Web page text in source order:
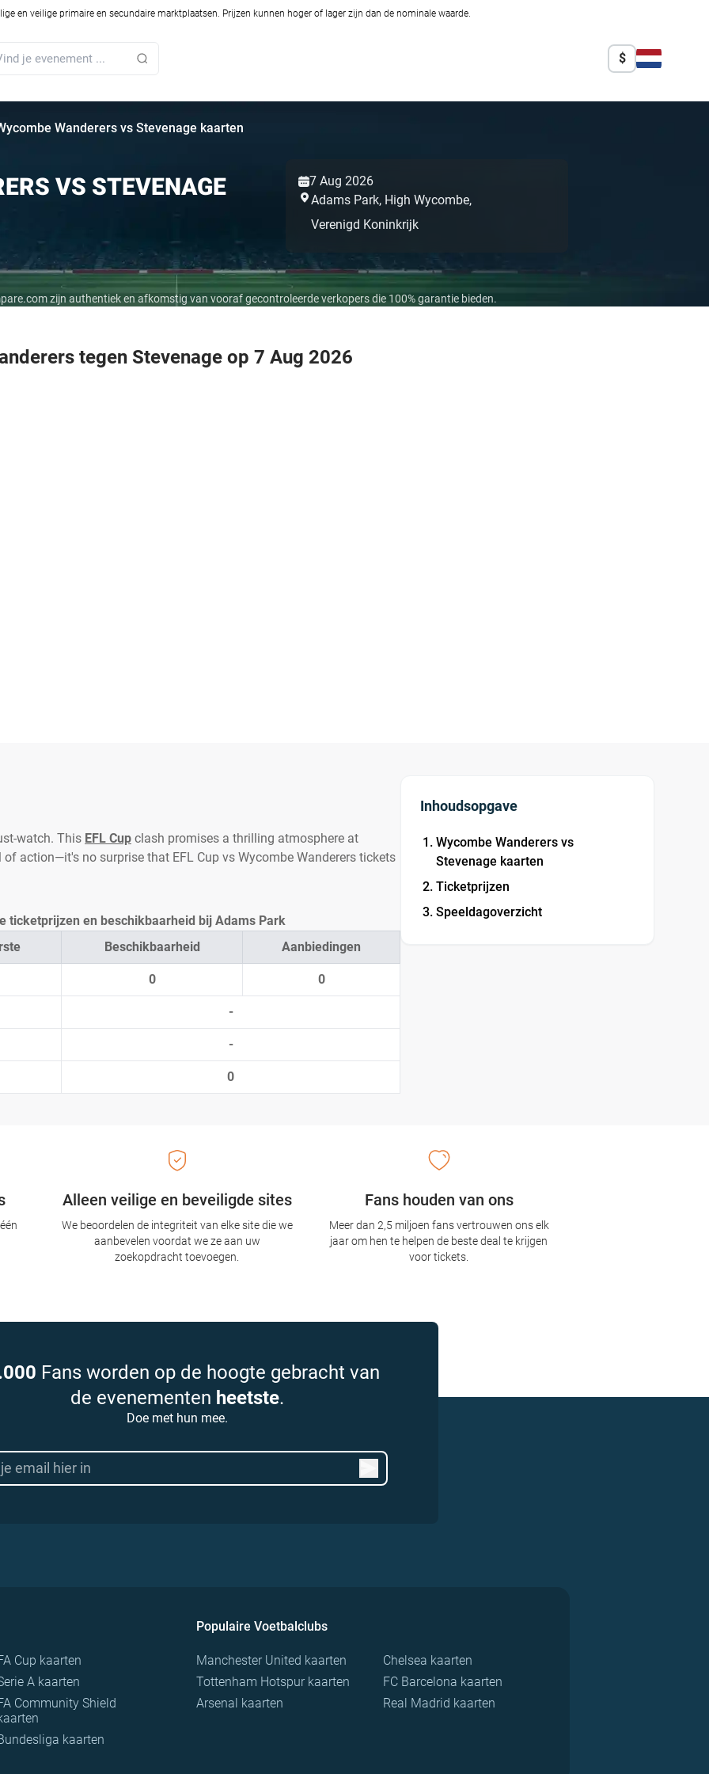
en veilige primaire en secundaire marktplaatsen. Prijzen kunnen hoger of lager zijn dan de nominale waarde.
$
Wanderers vs Stevenage kaarten
VS STEVENAGE
7 Aug 2026
Adams Park, High Wycombe,
Verenigd Koninkrijk
zijn authentiek en afkomstig van vooraf gecontroleerde verkopers die 100% garantie bieden.
tegen Stevenage op 7 Aug 2026
watch. This EFL Cup clash promises a thrilling atmosphere at
action—it's no surprise that EFL Cup vs Wycombe Wanderers tickets
Beschikbaarheid Aanbiedingen
0 0
-
-
0
ticketprijzen en beschikbaarheid bij Adams Park
Inhoudsopgave
Wycombe Wanderers vs
Stevenage kaarten
Ticketprijzen
Speeldagoverzicht
Alleen veilige en beveiligde sites
We beoordelen de integriteit van elke site die we
aanbevelen voordat we ze aan uw
zoekopdracht toevoegen.
Fans houden van ons
Meer dan 2,5 miljoen fans vertrouwen ons elk
jaar om hen te helpen de beste deal te krijgen
voor tickets.
Fans worden op de hoogte gebracht van
de evenementen heetste.
Doe met hun mee.
Cup kaarten
A kaarten
Community Shield
kaarten
Populaire Voetbalclubs
Manchester United kaarten
Tottenham Hotspur kaarten
Arsenal kaarten
Chelsea kaarten
FC Barcelona kaarten
Real Madrid kaarten